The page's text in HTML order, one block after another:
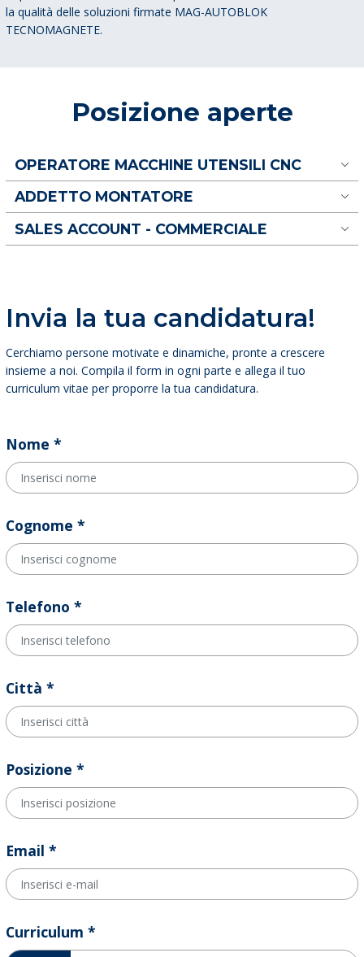
la qualità delle soluzioni firmate MAG-AUTOBLOK
TECNOMAGNETE.
Posizione aperte
OPERATORE MACCHINE UTENSILI CNC
ADDETTO MONTATORE
SALES ACCOUNT - COMMERCIALE
Invia la tua candidatura!
Cerchiamo persone motivate e dinamiche, pronte a crescere
insieme a noi. Compila il form in ogni parte e allega il tuo
curriculum vitae per proporre la tua candidatura.
Nome *
Cognome *
Telefono *
Città *
Posizione *
Email *
Curriculum *